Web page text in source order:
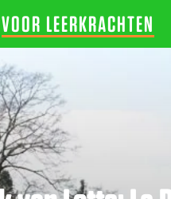
VOOR LEERKRACHTEN